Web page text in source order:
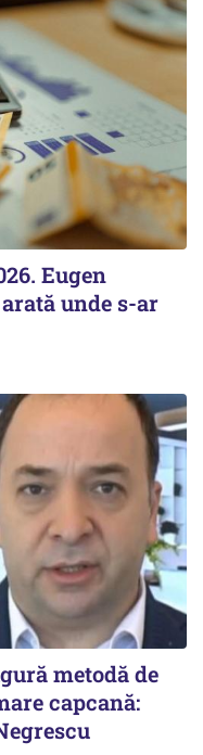
Eugen
unde s-ar
metodă de
capcană: